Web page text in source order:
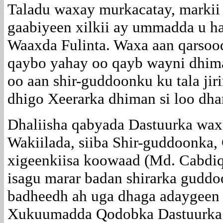
Taladu waxay murkacatay,
gaabiyeen xilkii ay ummadda u
Waaxda Fulinta. Waxa aan
qaybo yahay oo qayb wayni
oo aan shir-guddoonku ku tala
dhigo Xeerarka dhiman si loo
Dhaliisha qabyada Dastuurka
Wakiilada, siiba Shir-
xigeenkiisa koowaad (Md.
isagu marar badan shirarka
badheedh ah uga dhaga
Xukuumadda Qodobka